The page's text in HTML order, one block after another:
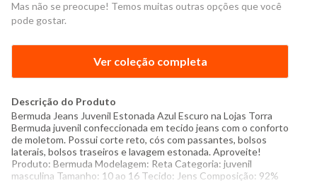
Mas não se preocupe! Temos muitas outras opções que você
pode gostar.
Ver coleção completa
Descrição do Produto
Bermuda Jeans Juvenil Estonada Azul Escuro na Lojas Torra
Bermuda juvenil confeccionada em tecido jeans com o conforto
de moletom. Possui corte reto, cós com passantes, bolsos
laterais, bolsos traseiros e lavagem estonada. Aproveite!
Produto: Bermuda Modelagem: Reta Categoria: juvenil
masculina Tamanho: 10 ao 16 Tecido: Jens Composição: 92%